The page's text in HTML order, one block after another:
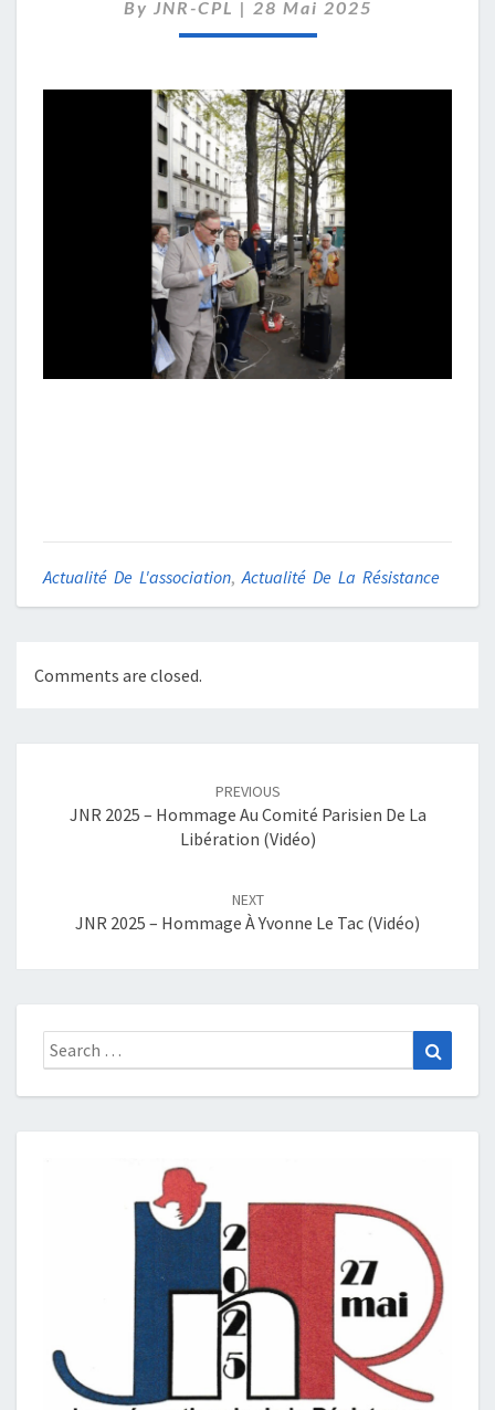
By JNR-CPL | 28 Mai 2025
Actualité De L'association,Actualité De La Résistance
Comments are closed.
PREVIOUS
JNR 2025 – Hommage Au Comité Parisien De La
Libération (Vidéo)
NEXT
JNR 2025 – Hommage À Yvonne Le Tac (Vidéo)
Search
for: